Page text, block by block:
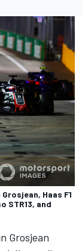
Haas F1
STR13, and
Grosjean